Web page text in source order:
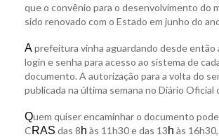
que o convênio para o desenvolvimento do
sido renovado com o Estado em junho do
Aprefeitura vinha aguardando desde então
login e senha para acesso ao sistema de
documento. A autorização para a volta do
publicada na última semana no Diário Oficial
Quem quiser encaminhar o documento
CRAS das 8h às 11h30 e das 13h às